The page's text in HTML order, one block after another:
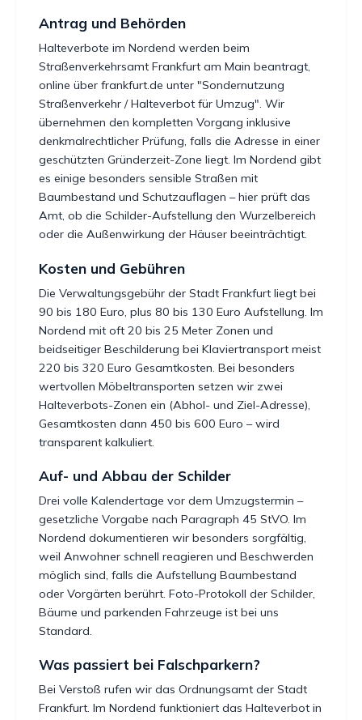
Antrag und Behörden
Halteverbote im Nordend werden beim
Straßenverkehrsamt Frankfurt am Main beantragt,
online über frankfurt.de unter "Sondernutzung
Straßenverkehr / Halteverbot für Umzug". Wir
übernehmen den kompletten Vorgang inklusive
denkmalrechtlicher Prüfung, falls die Adresse in einer
geschützten Gründerzeit-Zone liegt. Im Nordend gibt
es einige besonders sensible Straßen mit
Baumbestand und Schutzauflagen – hier prüft das
Amt, ob die Schilder-Aufstellung den Wurzelbereich
oder die Außenwirkung der Häuser beeinträchtigt.
Kosten und Gebühren
Die Verwaltungsgebühr der Stadt Frankfurt liegt bei
90 bis 180 Euro, plus 80 bis 130 Euro Aufstellung. Im
Nordend mit oft 20 bis 25 Meter Zonen und
beidseitiger Beschilderung bei Klaviertransport meist
220 bis 320 Euro Gesamtkosten. Bei besonders
wertvollen Möbeltransporten setzen wir zwei
Halteverbots-Zonen ein (Abhol- und Ziel-Adresse),
Gesamtkosten dann 450 bis 600 Euro – wird
transparent kalkuliert.
Auf- und Abbau der Schilder
Drei volle Kalendertage vor dem Umzugstermin –
gesetzliche Vorgabe nach Paragraph 45 StVO. Im
Nordend dokumentieren wir besonders sorgfältig,
weil Anwohner schnell reagieren und Beschwerden
möglich sind, falls die Aufstellung Baumbestand
oder Vorgärten berührt. Foto-Protokoll der Schilder,
Bäume und parkenden Fahrzeuge ist bei uns
Standard.
Was passiert bei Falschparkern?
Bei Verstoß rufen wir das Ordnungsamt der Stadt
Frankfurt. Im Nordend funktioniert das Halteverbot in